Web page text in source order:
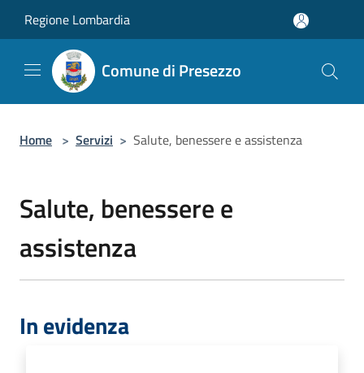
Regione Lombardia
Comune di Presezzo
Home > Servizi > Salute, benessere e assistenza
Salute, benessere e
assistenza
In evidenza